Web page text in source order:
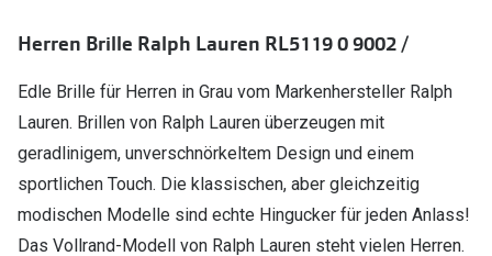
Brillenkettchen
Herren Brille Ralph Lauren RL5119 0 9002 /
Edle Brille für Herren in Grau vom Markenhersteller Ralph
Lauren. Brillen von Ralph Lauren überzeugen mit
geradlinigem, unverschnörkeltem Design und einem
sportlichen Touch. Die klassischen, aber gleichzeitig
modischen Modelle sind echte Hingucker für jeden Anlass!
Das Vollrand-Modell von Ralph Lauren steht vielen Herren.